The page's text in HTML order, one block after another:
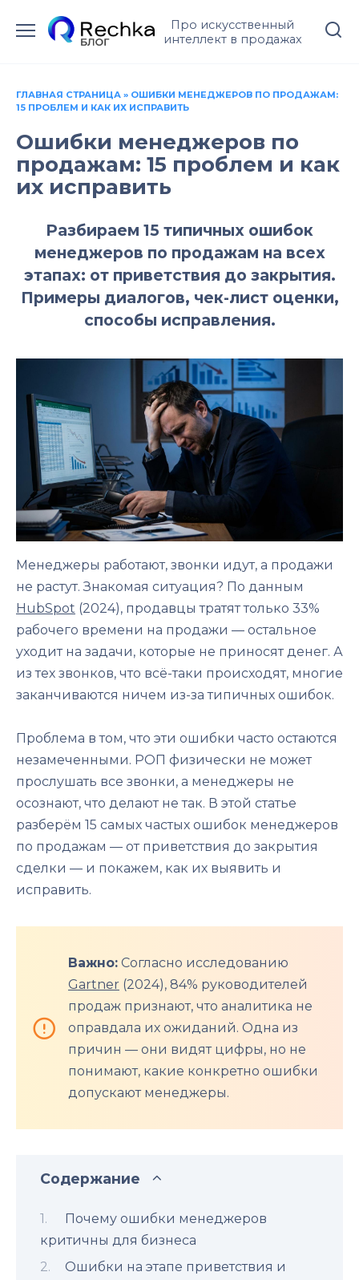
содержанию
Про искусственный
интеллект в продажах
ГЛАВНАЯ СТРАНИЦА » ОШИБКИ МЕНЕДЖЕРОВ ПО ПРОДАЖАМ:
15 ПРОБЛЕМ И КАК ИХ ИСПРАВИТЬ
Ошибки менеджеров по
продажам: 15 проблем и как
их исправить
Разбираем 15 типичных ошибок
менеджеров по продажам на всех
этапах: от приветствия до закрытия.
Примеры диалогов, чек-лист оценки,
способы исправления.
Менеджеры работают, звонки идут, а продажи
не растут. Знакомая ситуация? По данным
HubSpot (2024), продавцы тратят только 33%
рабочего времени на продажи — остальное
уходит на задачи, которые не приносят денег. А
из тех звонков, что всё-таки происходят, многие
заканчиваются ничем из-за типичных ошибок.
Проблема в том, что эти ошибки часто остаются
незамеченными. РОП физически не может
прослушать все звонки, а менеджеры не
осознают, что делают не так. В этой статье
разберём 15 самых частых ошибок менеджеров
по продажам — от приветствия до закрытия
сделки — и покажем, как их выявить и
исправить.
Важно: Согласно исследованию
Gartner (2024), 84% руководителей
продаж признают, что аналитика не
оправдала их ожиданий. Одна из
причин — они видят цифры, но не
понимают, какие конкретно ошибки
допускают менеджеры.
Содержание
Почему ошибки менеджеров
критичны для бизнеса
Ошибки на этапе приветствия и